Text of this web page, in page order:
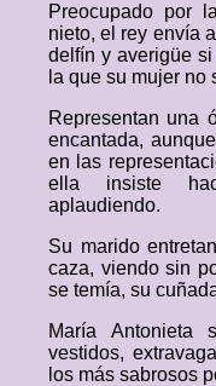
Preocupado por
nieto, el rey envía
delfín y averigüe
la que su mujer no
Representan una
encantada,
en las
ella insiste
aplaudiendo.
Su marido
caza, viendo sin
se temía, su
María Antonieta
vestidos,
los más sabrosos